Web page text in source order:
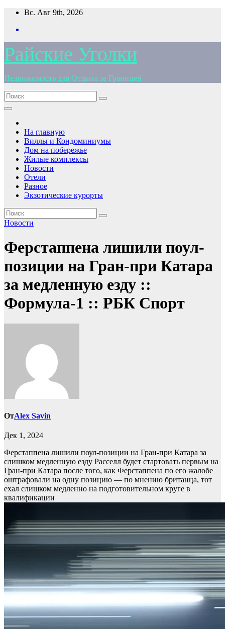
Перейти
содержимому
Вс. Авг 9th, 2026
Райские Уголки
Недвижимость для Отдыха за Границей
На главную
Виллы и Кондоминиумы
Дом на побережье
Жилые комплексы
Новости
Отели
Разное
Экзотические курорты
Новости
Ферстаппена лишили поул-
позиции на Гран-при Катара
за медленную езду ::
Формула-1 :: РБК Спорт
ОтAlex Savin
Дек 1, 2024
Ферстаппена лишили поул-позиции на Гран-при Катара за
слишком медленную езду Расселл будет стартовать первым на
Гран-при Катара после того, как Ферстаппена по его жалобе
оштрафовали на одну позицию — по мнению британца, тот
ехал слишком медленно на подготовительном круге в
квалификации